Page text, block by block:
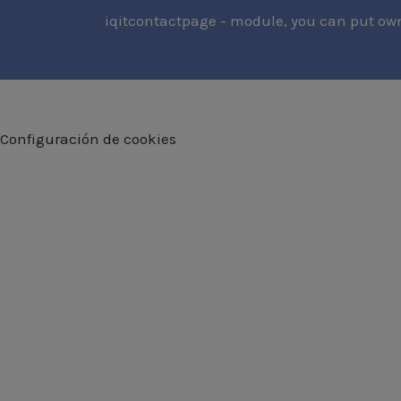
iqitcontactpage - module, you can put
Configuración de cookies